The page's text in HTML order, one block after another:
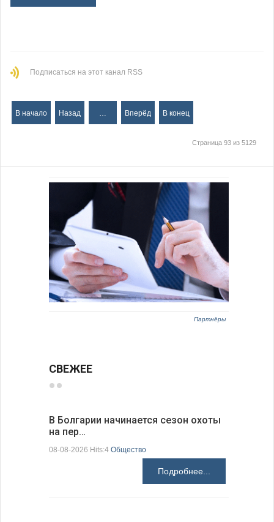
Подписаться на этот канал RSS
В начало Назад … Вперёд В конец
Страница 93 из 5129
Партнёры
СВЕЖЕЕ
В Болгарии начинается сезон охоты
на пер…
08-08-2026 Hits:4 Общество
Подробнее...